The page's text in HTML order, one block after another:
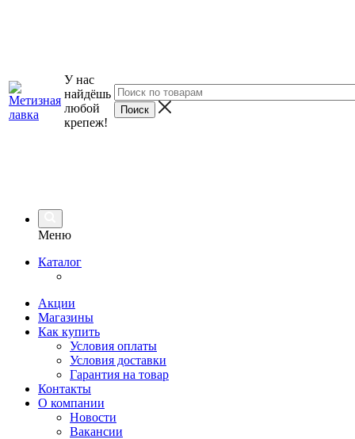
У нас
найдёшь
любой
крепеж!
Меню
Каталог
Акции
Магазины
Как купить
Условия оплаты
Условия доставки
Гарантия на товар
Контакты
О компании
Новости
Вакансии